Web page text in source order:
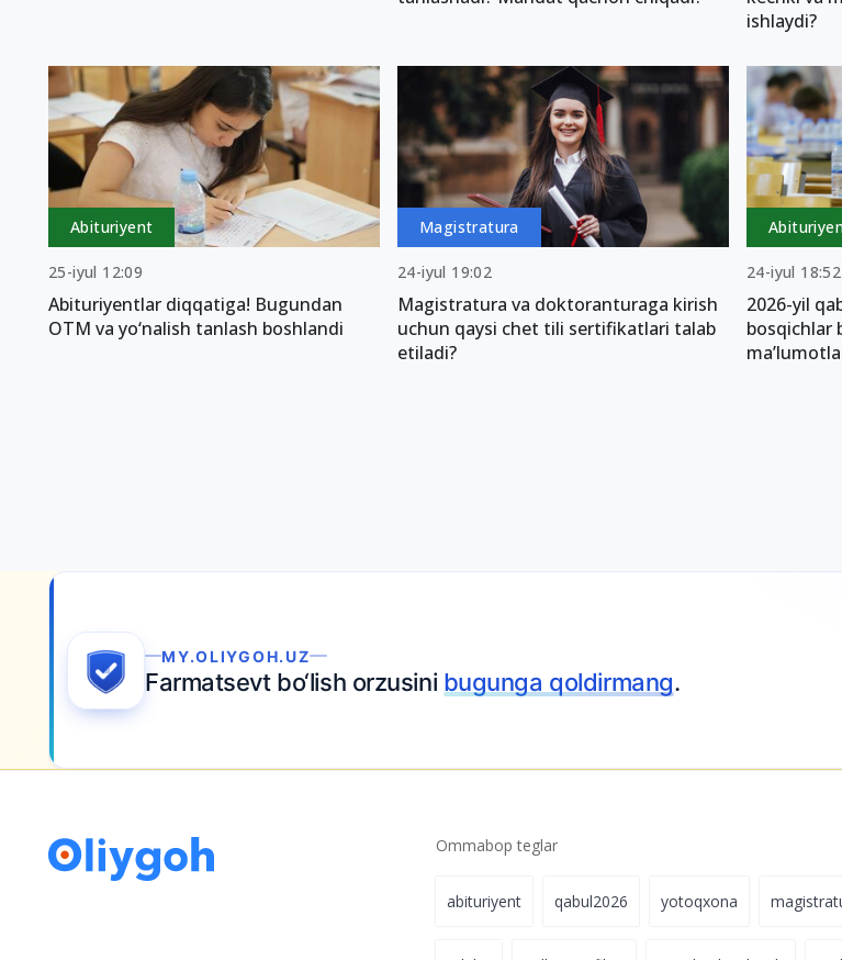
ishlaydi?
Abituriyent
25-iyul 12:09
Abituriyentlar diqqatiga! Bugundan
OTM va yo‘nalish tanlash boshlandi
Magistratura
24-iyul 19:02
Magistratura va doktoranturaga kirish
uchun qaysi chet tili sertifikatlari talab
etiladi?
24-iyul 18:52
2026-yil
bosqichlar
MY.OLIYGOH.UZ
Farmatsevt bo‘lish orzusini bugunga qoldirmang.
Ommabop teglar
abituriyent qabul2026 yotoqxona